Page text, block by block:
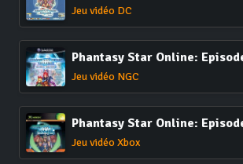
Jeu vidéo DC
Phantasy Star Online:
Jeu vidéo NGC
Phantasy Star Online:
Jeu vidéo Xbox